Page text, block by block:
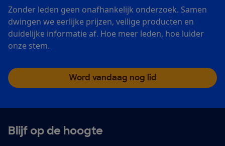
Zonder leden geen onafhankelijk onderzoek. Samen
dwingen we eerlijke prijzen, veilige producten en
duidelijke informatie af. Hoe meer leden, hoe luider
onze stem.
Word vandaag nog lid
Blijf op de hoogte